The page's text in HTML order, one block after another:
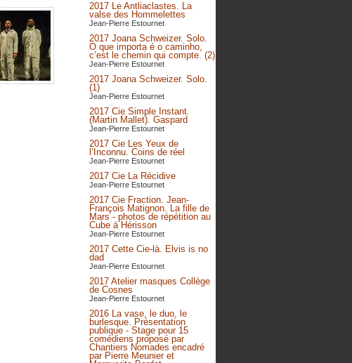
2017 Le Antliaclastes. La
valse des Hommelettes
Jean-Pierre Estournet
2017 Joana Schweizer. Solo.
O que importa é o caminho,
c’est le chemin qui compte. (2)
Jean-Pierre Estournet
2017 Joana Schweizer. Solo.
(1)
Jean-Pierre Estournet
2017 Cie Simple Instant.
(Martin Mallet). Gaspard
Jean-Pierre Estournet
2017 Cie Les Yeux de
l’Inconnu. Coins de réel
Jean-Pierre Estournet
2017 Cie La Récidive
Jean-Pierre Estournet
2017 Cie Fraction. Jean-
François Matignon. La fille de
Mars - photos de répétition au
Cube à Hérisson
Jean-Pierre Estournet
2017 Cette Cie-là. Elvis is no
dad
Jean-Pierre Estournet
2017 Atelier masques Collège
de Cosnes
Jean-Pierre Estournet
2016 La vase, le duo, le
burlesque. Présentation
publique - Stage pour 15
comédiens proposé par
Chantiers Nomades encadré
par Pierre Meunier et